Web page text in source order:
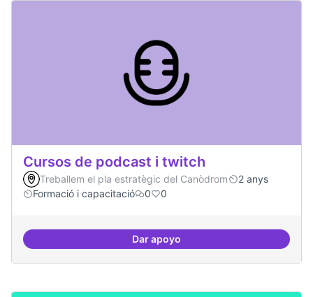
Cursos de podcast i twitch
Treballem el pla estratègic del Canòdrom
2 anys
Formació i capacitació
0 0
Dar apoyoCursos de podcast i twitch